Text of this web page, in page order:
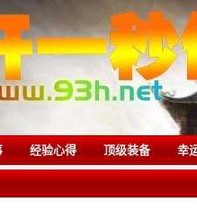
经验心得 顶级装备 幸